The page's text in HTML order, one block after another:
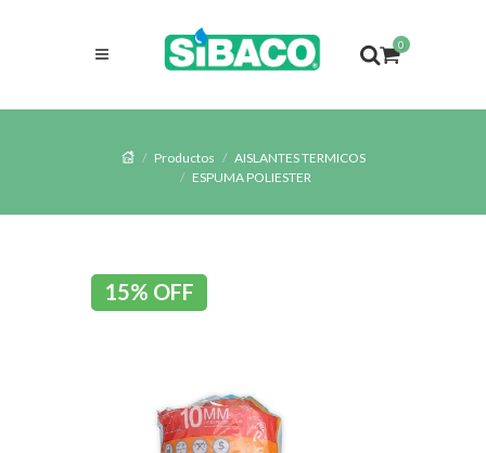
0
Productos
AISLANTES TERMICOS
ESPUMA POLIESTER
15% OFF